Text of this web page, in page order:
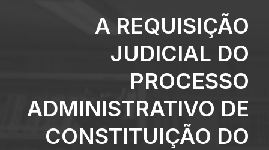
A REQUISIÇÃO
JUDICIAL DO
PROCESSO
ADMINISTRATIVO DE
CONSTITUIÇÃO DO